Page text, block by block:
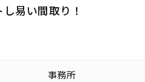
易い間取り！
事務所